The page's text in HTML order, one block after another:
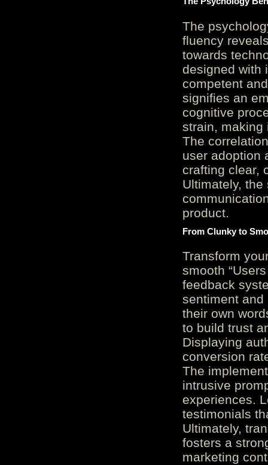
The
fluency
towards
designed with
competent
signifies an
cognitive
strain, making
The
user adoption
crafting clear,
Ultimately,
product.
From Clunky to
Transform
smooth
feedback
sentiment and
their own
to build trust
Displaying
conversion
The
intrusive
experiences.
testimonials
Ultimately,
fosters a
marketing